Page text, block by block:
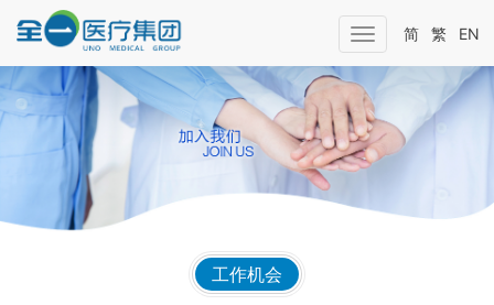
Toggle
navigation
简 繁 EN
工作机会